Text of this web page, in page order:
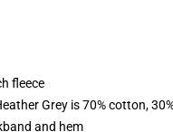
fleece
Grey is 70% cotton,
and hem